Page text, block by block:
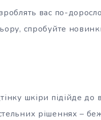
вас по-
спробуйте
шкіри підійде до
рішеннях –